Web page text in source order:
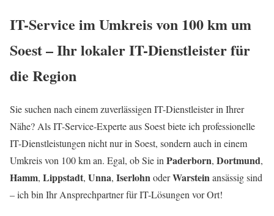
IT-Service im Umkreis von 100 km um
Soest – Ihr lokaler IT-Dienstleister für
die Region
Sie suchen nach einem zuverlässigen IT-Dienstleister in Ihrer
Nähe? Als IT-Service-Experte aus Soest biete ich professionelle
IT-Dienstleistungen nicht nur in Soest, sondern auch in einem
Umkreis von 100 km an. Egal, ob Sie in Paderborn, Dortmund,
Hamm, Lippstadt, Unna, IserlohnoderWarsteinansässig sind
– ich bin Ihr Ansprechpartner für IT-Lösungen vor Ort!